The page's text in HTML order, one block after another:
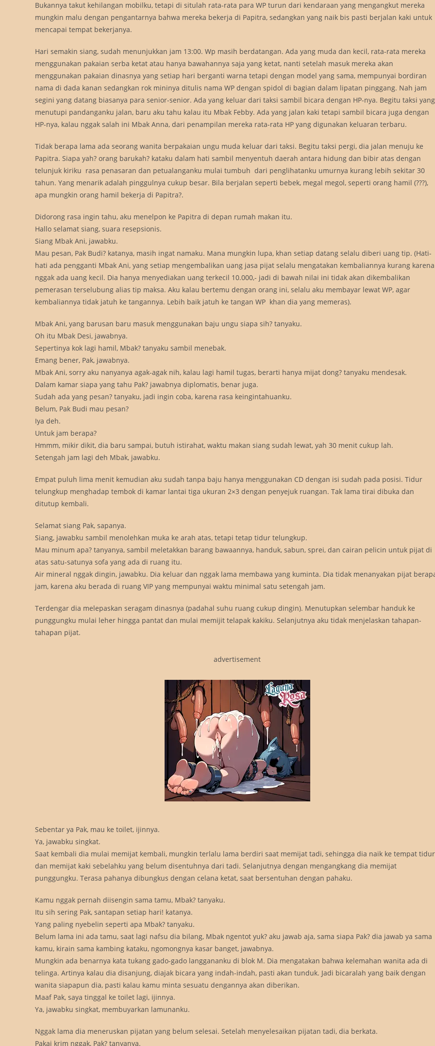
Bukannya takut kehilangan mobilku, tetapi di situlah rata-rata para WP turun dari kendaraan yang mengangkut mereka 
mungkin malu dengan pengantarnya bahwa mereka bekerja di Papitra, sedangkan yang naik bis pasti berjalan kaki untuk
mencapai tempat bekerjanya.
Hari semakin siang, sudah menunjukkan jam 13:00. Wp masih berdatangan. Ada yang muda dan kecil, rata-rata mereka
menggunakan pakaian serba ketat atau hanya bawahannya saja yang ketat, nanti setelah masuk mereka akan
menggunakan pakaian dinasnya yang setiap hari berganti warna tetapi dengan model yang sama, mempunyai bordiran
nama di dada kanan sedangkan rok mininya ditulis nama WP dengan spidol di bagian dalam lipatan pinggang. Nah jam
segini yang datang biasanya para senior-senior. Ada yang keluar dari taksi sambil bicara dengan HP-nya. Begitu taksi yang
menutupi pandanganku jalan, baru aku tahu kalau itu Mbak Febby. Ada yang jalan kaki tetapi sambil bicara juga dengan
HP-nya, kalau nggak salah ini Mbak Anna, dari penampilan mereka rata-rata HP yang digunakan keluaran terbaru.
Tidak berapa lama ada seorang wanita berpakaian ungu muda keluar dari taksi. Begitu taksi pergi, dia jalan menuju ke
Papitra. Siapa yah? orang barukah? kataku dalam hati sambil menyentuh daerah antara hidung dan bibir atas dengan
telunjuk kiriku  rasa penasaran dan petualanganku mulai tumbuh  dari penglihatanku umurnya kurang lebih sekitar 30
tahun. Yang menarik adalah pinggulnya cukup besar. Bila berjalan seperti bebek, megal megol, seperti orang hamil (???),
apa mungkin orang hamil bekerja di Papitra?.
Didorong rasa ingin tahu, aku menelpon ke Papitra di depan rumah makan itu.
Hallo selamat siang, suara resepsionis.
Siang Mbak Ani, jawabku.
Mau pesan, Pak Budi? katanya, masih ingat namaku. Mana mungkin lupa, khan setiap datang selalu diberi uang tip. (Hati-
hati ada pengganti Mbak Ani, yang setiap mengembalikan uang jasa pijat selalu mengatakan kembaliannya kurang karena
nggak ada uang kecil. Dia hanya menyediakan uang terkecil 10.000,- jadi di bawah nilai ini tidak akan dikembalikan 
pemerasan terselubung alias tip maksa. Aku kalau bertemu dengan orang ini, selalu aku membayar lewat WP, agar
kembaliannya tidak jatuh ke tangannya. Lebih baik jatuh ke tangan WP  khan dia yang memeras).
Mbak Ani, yang barusan baru masuk menggunakan baju ungu siapa sih? tanyaku.
Oh itu Mbak Desi, jawabnya.
Sepertinya kok lagi hamil, Mbak? tanyaku sambil menebak.
Emang bener, Pak, jawabnya.
Mbak Ani, sorry aku nanyanya agak-agak nih, kalau lagi hamil tugas, berarti hanya mijat dong? tanyaku mendesak.
Dalam kamar siapa yang tahu Pak? jawabnya diplomatis, benar juga.
Sudah ada yang pesan? tanyaku, jadi ingin coba, karena rasa keingintahuanku.
Belum, Pak Budi mau pesan?
Iya deh.
Untuk jam berapa?
Hmmm, mikir dikit, dia baru sampai, butuh istirahat, waktu makan siang sudah lewat, yah 30 menit cukup lah.
Setengah jam lagi deh Mbak, jawabku.
Empat puluh lima menit kemudian aku sudah tanpa baju hanya menggunakan CD dengan isi sudah pada posisi. Tidur
telungkup menghadap tembok di kamar lantai tiga ukuran 2×3 dengan penyejuk ruangan. Tak lama tirai dibuka dan
ditutup kembali.
Selamat siang Pak, sapanya.
Siang, jawabku sambil menolehkan muka ke arah atas, tetapi tetap tidur telungkup.
Mau minum apa? tanyanya, sambil meletakkan barang bawaannya, handuk, sabun, sprei, dan cairan pelicin untuk pijat di
atas satu-satunya sofa yang ada di ruang itu.
Air mineral nggak dingin, jawabku. Dia keluar dan nggak lama membawa yang kuminta. Dia tidak menanyakan pijat
jam, karena aku berada di ruang VIP yang mempunyai waktu minimal satu setengah jam.
Terdengar dia melepaskan seragam dinasnya (padahal suhu ruang cukup dingin). Menutupkan selembar handuk ke
punggungku mulai leher hingga pantat dan mulai memijit telapak kakiku. Selanjutnya aku tidak menjelaskan tahapan-
tahapan pijat.
advertisement
Sebentar ya Pak, mau ke toilet, ijinnya.
Ya, jawabku singkat.
Saat kembali dia mulai memijat kembali, mungkin terlalu lama berdiri saat memijat tadi, sehingga dia naik ke tempat tidur
dan memijat kaki sebelahku yang belum disentuhnya dari tadi. Selanjutnya dengan mengangkang dia memijat
punggungku. Terasa pahanya dibungkus dengan celana ketat, saat bersentuhan dengan pahaku.
Kamu nggak pernah diisengin sama tamu, Mbak? tanyaku.
Itu sih sering Pak, santapan setiap hari! katanya.
Yang paling nyebelin seperti apa Mbak? tanyaku.
Belum lama ini ada tamu, saat lagi nafsu dia bilang, Mbak ngentot yuk? aku jawab aja, sama siapa Pak? dia jawab ya sama
kamu, kirain sama kambing kataku, ngomongnya kasar banget, jawabnya.
Mungkin ada benarnya kata tukang gado-gado langgananku di blok M. Dia mengatakan bahwa kelemahan wanita ada di
telinga. Artinya kalau dia disanjung, diajak bicara yang indah-indah, pasti akan tunduk. Jadi bicaralah yang baik dengan
wanita siapapun dia, pasti kalau kamu minta sesuatu dengannya akan diberikan.
Maaf Pak, saya tinggal ke toilet lagi, ijinnya.
Ya, jawabku singkat, membuyarkan lamunanku.
Nggak lama dia meneruskan pijatan yang belum selesai. Setelah menyelesaikan pijatan tadi, dia berkata.
Pakai krim nggak, Pak? tanyanya.